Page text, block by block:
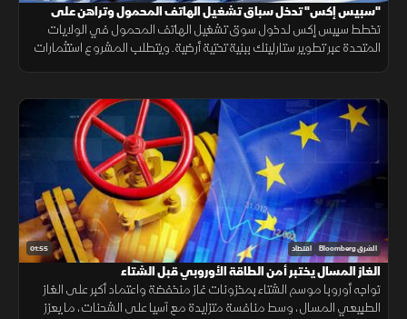
"سبيس إكس" تدخل سباق تشغيل الهاتف المحمول وتراهن على
"ستارلينك"
تخطط سبيس إكس لدخول سوق تشغيل الهاتف المحمول في الولايات
المتحدة عبر تطوير ستارلينك ببنية تحتية أرضية. ويتطلب المشروع استثمارات
01:55 الشرق Bloomberg اقتصاد
الغاز المسال يختبر أمن الطاقة الأوروبي قبل الشتاء
تواجه أوروبا موسم الشتاء بمخزونات غاز منخفضة واعتماد أكبر على الغاز
الطبيعي المسال، وسط منافسة متزايدة مع آسيا على الشحنات، ما يعزز